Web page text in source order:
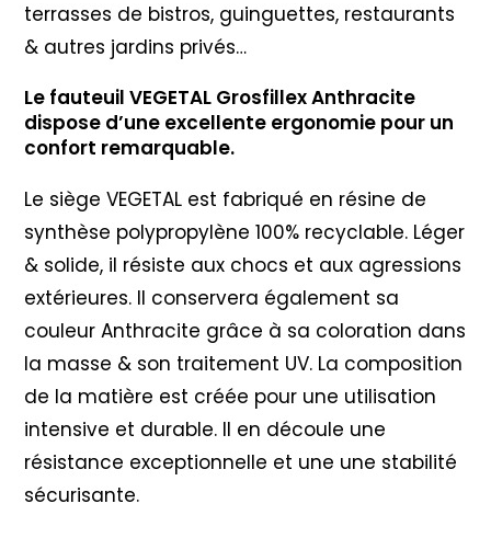
terrasses de bistros, guinguettes, restaurants
& autres jardins privés…
Le fauteuil VEGETAL Grosfillex Anthracite
dispose d’une excellente ergonomie pour un
confort remarquable.
Le siège VEGETAL est fabriqué en résine de
synthèse polypropylène 100% recyclable. Léger
& solide, il résiste aux chocs et aux agressions
extérieures. Il conservera également sa
couleur Anthracite grâce à sa coloration dans
la masse & son traitement UV. La composition
de la matière est créée pour une utilisation
intensive et durable. Il en découle une
résistance exceptionnelle et une une stabilité
sécurisante.